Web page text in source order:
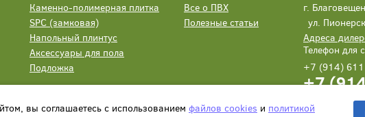
Каменно-полимерная плитка
SPC (замковая)
Напольный плинтус
Аксессуары для пола
Подложка
Все о ПВХ
Полезные статьи
г.
ул.
Адреса
Телефон для
+7 (914)
+7
Написать нам
вы соглашаетесь с использованием файлов cookies и политикой